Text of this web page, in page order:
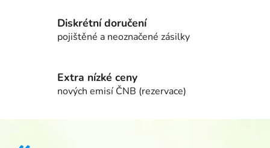
Diskrétní doručení
pojištěné a neoznačené zásilky
Extra nízké ceny
nových emisí ČNB (rezervace)